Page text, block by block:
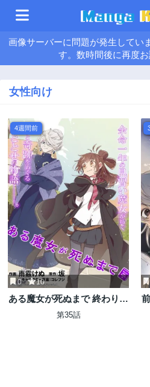
画像サーバーに問題が発生してい
す。数時間後に再度お
女性向け
4週間前
0 10
ある魔女が死ぬまで 終わりの
言葉と始まりの涙
第35話